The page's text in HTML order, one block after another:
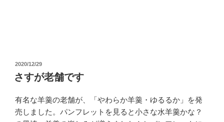
投
稿
日:
2020/12/29
さすが老舗です
有名な羊羹の老舗が、「やわらか羊羹・ゆるるか」を発
売しました。パンフレットを見ると小さな水羊羹かな？